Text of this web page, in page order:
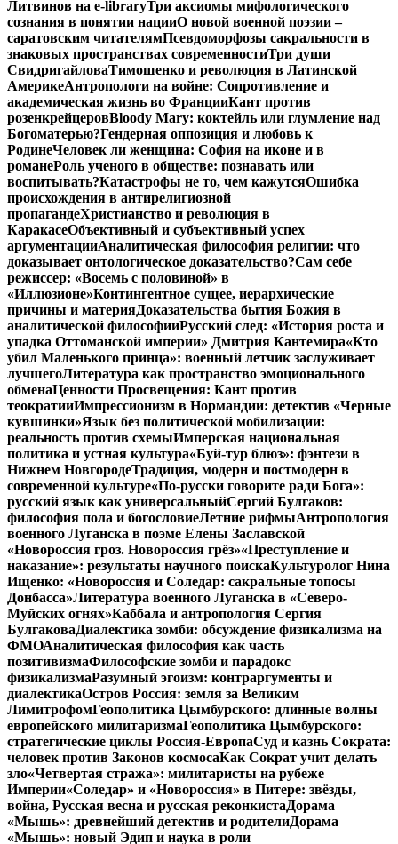
Литвинов на e-libraryТри аксиомы мифологического
сознания в понятии нацииО новой военной поэзии –
саратовским читателямПсевдоморфозы сакральности в
знаковых пространствах современностиТри души
СвидригайловаТимошенко и революция в Латинской
АмерикеАнтропологи на войне: Сопротивление и
академическая жизнь во ФранцииКант против
розенкрейцеровBloody Mary: коктейль или глумление над
Богоматерью?Гендерная оппозиция и любовь к
РодинеЧеловек ли женщина: София на иконе и в
романеРоль ученого в обществе: познавать или
воспитывать?Катастрофы не то, чем кажутсяОшибка
происхождения в антирелигиозной
пропагандеХристианство и революция в
КаракасеОбъективный и субъективный успех
аргументацииАналитическая философия религии: что
доказывает онтологическое доказательство?Сам себе
режиссер: «Восемь с половиной» в
«Иллюзионе»Контингентное сущее, иерархические
причины и материяДоказательства бытия Божия в
аналитической философииРусский след: «История роста и
упадка Оттоманской империи» Дмитрия Кантемира«Кто
убил Маленького принца»: военный летчик заслуживает
лучшегоЛитература как пространство эмоционального
обменаЦенности Просвещения: Кант против
теократииИмпрессионизм в Нормандии: детектив «Черные
кувшинки»Язык без политической мобилизации:
реальность против схемыИмперская национальная
политика и устная культура«Буй-тур блюз»: фэнтези в
Нижнем НовгородеТрадиция, модерн и постмодерн в
современной культуре«По-русски говорите ради Бога»:
русский язык как универсальныйСергий Булгаков:
философия пола и богословиеЛетние рифмыАнтропология
военного Луганска в поэме Елены Заславской
«Новороссия гроз. Новороссия грёз»«Преступление и
наказание»: результаты научного поискаКультуролог Нина
Ищенко: «Новороссия и Соледар: сакральные топосы
Донбасса»Литература военного Луганска в «Северо-
Муйских огнях»Каббала и антропология Сергия
БулгаковаДиалектика зомби: обсуждение физикализма на
ФМОАналитическая философия как часть
позитивизмаФилософские зомби и парадокс
физикализмаРазумный эгоизм: контраргументы и
диалектикаОстров Россия: земля за Великим
ЛимитрофомГеополитика Цымбурского: длинные волны
европейского милитаризмаГеополитика Цымбурского:
стратегические циклы Россия-ЕвропаСуд и казнь Сократа:
человек против Законов космосаКак Сократ учит делать
зло«Четвертая стража»: милитаристы на рубеже
Империи«Соледар» и «Новороссия» в Питере: звёзды,
война, Русская весна и русская реконкистаДорама
«Мышь»: древнейший детектив и родителиДорама
«Мышь»: новый Эдип и наука в роли